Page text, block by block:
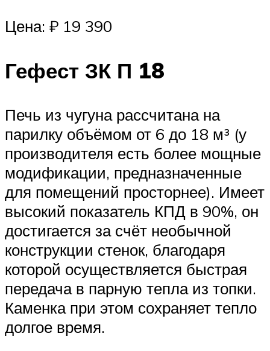
Цена: ₽ 19 390
Гефест ЗК П 18
Печь из чугуна рассчитана на
парилку объёмом от 6 до 18 м³ (у
производителя есть более мощные
модификации, предназначенные
для помещений просторнее). Имеет
высокий показатель КПД в 90%, он
достигается за счёт необычной
конструкции стенок, благодаря
которой осуществляется быстрая
передача в парную тепла из топки.
Каменка при этом сохраняет тепло
долгое время.